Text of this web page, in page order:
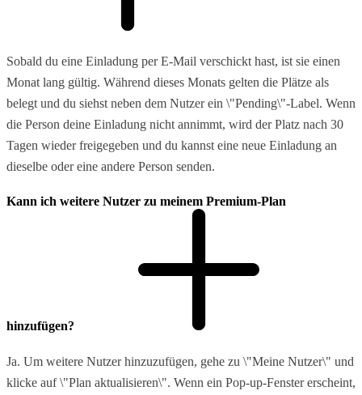
Sobald du eine Einladung per E-Mail verschickt hast, ist sie einen
Monat lang gültig. Während dieses Monats gelten die Plätze als
belegt und du siehst neben dem Nutzer ein \"Pending\"-Label. Wenn
die Person deine Einladung nicht annimmt, wird der Platz nach 30
Tagen wieder freigegeben und du kannst eine neue Einladung an
dieselbe oder eine andere Person senden.
Kann ich weitere Nutzer zu meinem Premium-Plan
hinzufügen?
Ja. Um weitere Nutzer hinzuzufügen, gehe zu \"Meine Nutzer\" und
klicke auf \"Plan aktualisieren\". Wenn ein Pop-up-Fenster erscheint,